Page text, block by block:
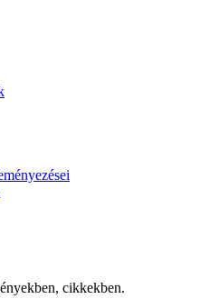
cikkekben.